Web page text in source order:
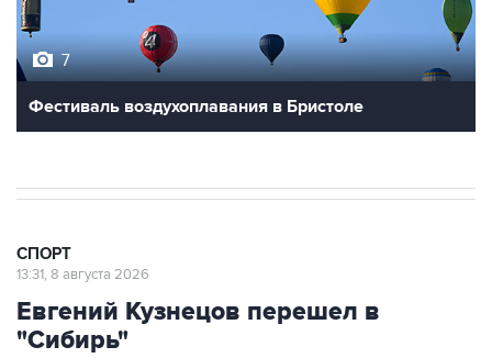
7
Фестиваль воздухоплавания в Бристоле
СПОРТ
13:31, 8 августа 2026
Евгений Кузнецов перешел в
"Сибирь"